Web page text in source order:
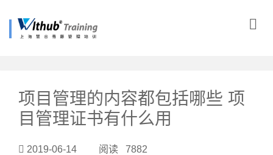
项目管理的内容都包括哪些 项
目管理证书有什么用
2019-06-14 阅读 7882